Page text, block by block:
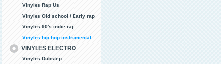
Vinyles Rap Us
Vinyles Old school / Early rap
Vinyles 90's indie rap
Vinyles hip hop instrumental
VINYLES ELECTRO
Vinyles Dubstep